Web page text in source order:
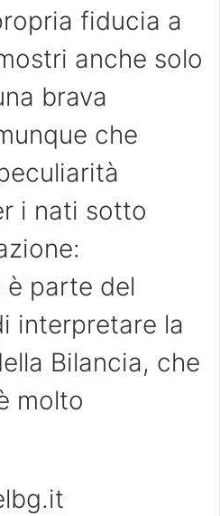
fiducia a
anche solo
brava
che
i nati sotto
parte del
interpretare la
Bilancia, che
molto